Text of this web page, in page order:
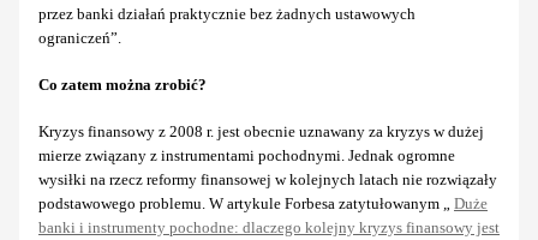
przez banki działań praktycznie bez żadnych ustawowych
ograniczeń”.
Co zatem można zrobić?
Kryzys finansowy z 2008 r. jest obecnie uznawany za kryzys w dużej
mierze związany z instrumentami pochodnymi. Jednak ogromne
wysiłki na rzecz reformy finansowej w kolejnych latach nie rozwiązały
podstawowego problemu. W artykule Forbesa zatytułowanym „ Duże
banki i instrumenty pochodne: dlaczego kolejny kryzys finansowy jest